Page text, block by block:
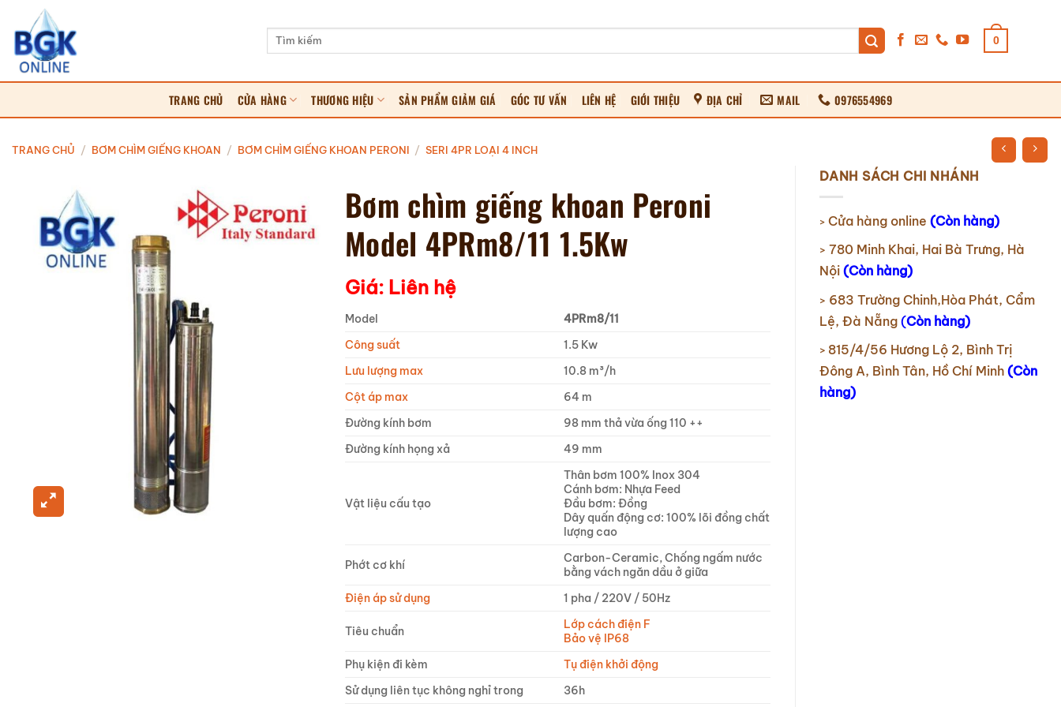
qua
nội
dung
Tìm
0
TRANG CHỦ CỬA HÀNG THƯƠNG HIỆU SẢN PHẨM GIẢM GIÁ GÓC TƯ VẤN LIÊN HỆ GIỚI THIỆU ĐỊA CHỈ MAIL 0976554969
TRANG CHỦ / BƠM CHÌM GIẾNG KHOAN / BƠM CHÌM GIẾNG KHOAN PERONI / SERI 4PR LOẠI 4 INCH
DANH SÁCH CHI NHÁNH
> Cửa hàng online (Còn hàng)
> 780 Minh Khai, Hai Bà Trưng, Hà
Nội (Còn hàng)
> 683 Trường Chinh,Hòa Phát, Cẩm
Lệ, Đà Nẵng (Còn hàng)
> 815/4/56 Hương Lộ 2, Bình Trị
Đông A, Bình Tân, Hồ Chí Minh (Còn
hàng)
Bơm chìm giếng khoan Peroni
Model 4PRm8/11 1.5Kw
Giá: Liên hệ
Model
4PRm8/11
Công suất
1.5 Kw
Lưu lượng max
10.8 m³/h
Cột áp max
64 m
Đường kính bơm
98 mm thả vừa ống 110 ++
Đường kính họng xả
49 mm
Vật liệu cấu tạo
Thân bơm 100% Inox 304
Cánh bơm: Nhựa Feed
Đầu bơm: Đồng
Dây quấn động cơ: 100% lõi đồng chất
lượng cao
Phớt cơ khí
Carbon-Ceramic, Chống ngấm nước
bằng vách ngăn dầu ở giữa
Điện áp sử dụng
1 pha / 220V / 50Hz
Tiêu chuẩn
Lớp cách điện F
Bảo vệ IP68
Phụ kiện đi kèm
Tụ điện khởi động
Sử dụng liên tục không nghỉ trong
36h